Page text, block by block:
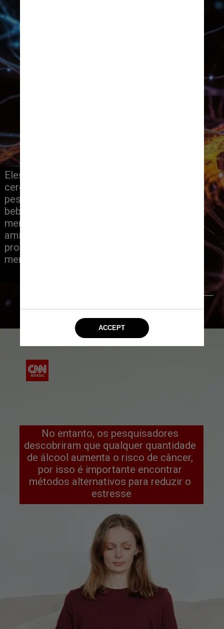
Eles também analisaram varreduras
cerebrais de centenas dessas
pessoas e descobriram que
bebedores leves ou moderados tinham
menos respostas ao estresse na
amígdala, a parte do cérebro que
processa medo e ameaças, bem como
menos ataques cardíacos e derrames
No entanto, os pesquisadores
descobriram que qualquer quantidade
de álcool aumenta o risco de câncer,
por isso é importante encontrar
métodos alternativos para reduzir o
estresse